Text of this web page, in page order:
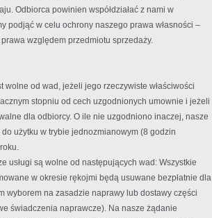
Odbiorca powinien współdziałać z nami w
podjąć w celu ochrony naszego prawa własności –
względem przedmiotu sprzedaży.
wolne od wad, jeżeli jego rzeczywiste właściwości
stopniu od cech uzgodnionych umownie i jeżeli
dla odbiorcy. O ile nie uzgodniono inaczej, nasze
użytku w trybie jednozmianowym (8 godzin
usługi są wolne od następujących wad: Wszystkie
w okresie rękojmi będą usuwane bezpłatnie dla
wyborem na zasadzie naprawy lub dostawy części
świadczenia naprawcze). Na nasze żądanie